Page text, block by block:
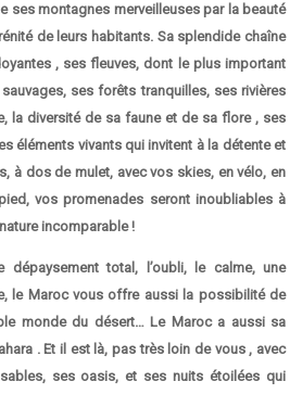
ses montagnes merveilleuses par la beauté
de leurs habitants. Sa splendide chaîne
, ses fleuves, dont le plus important
ses forêts tranquilles, ses rivières
la diversité de sa faune et de sa flore , ses
éléments vivants qui invitent à la détente et
à dos de mulet, avec vos skies, en vélo, en
vos promenades seront inoubliables à
incomparable !
total, l’oubli, le calme, une
le Maroc vous offre aussi la possibilité de
monde du désert… Le Maroc a aussi sa
. Et il est là, pas très loin de vous , avec
ses oasis, et ses nuits étoilées qui